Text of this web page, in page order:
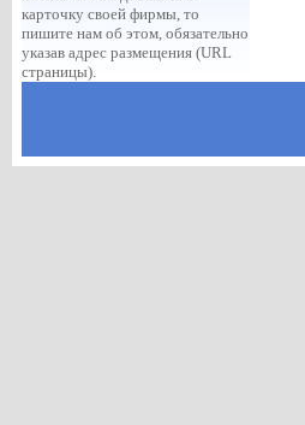
карточку своей фирмы, то
пишите нам об этом, обязательно
указав адрес размещения (URL
страницы).